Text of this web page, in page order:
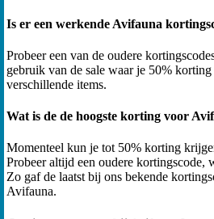
Is er een werkende Avifauna
Probeer een van de oudere
gebruik van de sale waar je 50%
verschillende items.
Wat is de de hoogste korting voor
Momenteel kun je tot 50% korting
Probeer altijd een oudere kortingscode,
Zo gaf de laatst bij ons bekende
Avifauna.